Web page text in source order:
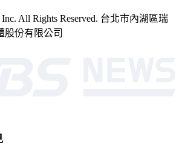
All Rights Reserved. 台北市內湖區瑞
股份有限公司